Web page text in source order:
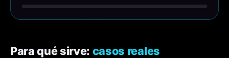
Para qué sirve: casos reales